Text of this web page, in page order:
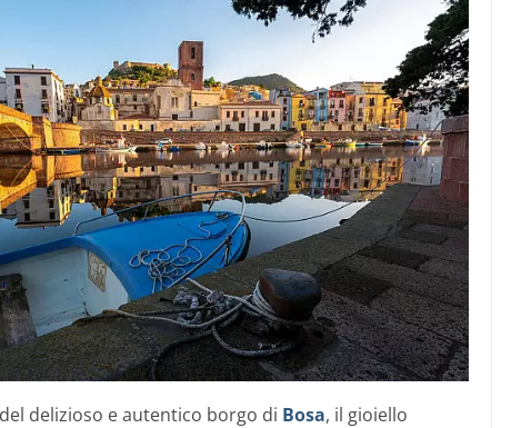
delizioso e autentico borgo di Bosa, il gioiello